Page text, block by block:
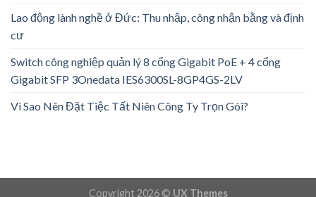
Lao động lành nghề ở Đức: Thu nhập, công nhận bằng và định
cư
Switch công nghiệp quản lý 8 cổng Gigabit PoE + 4 cổng
Gigabit SFP 3Onedata IES6300SL-8GP4GS-2LV
Vì Sao Nên Đặt Tiệc Tất Niên Công Ty Trọn Gói?
Copyright 2026 © UX Themes